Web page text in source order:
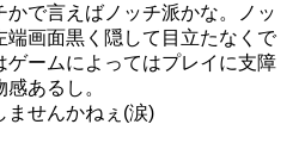
で言えばノッチ派かな。ノッ
端画面黒く隠して目立たなくで
ゲームによってはプレイに支障
あるし。
ませんかねぇ(涙)